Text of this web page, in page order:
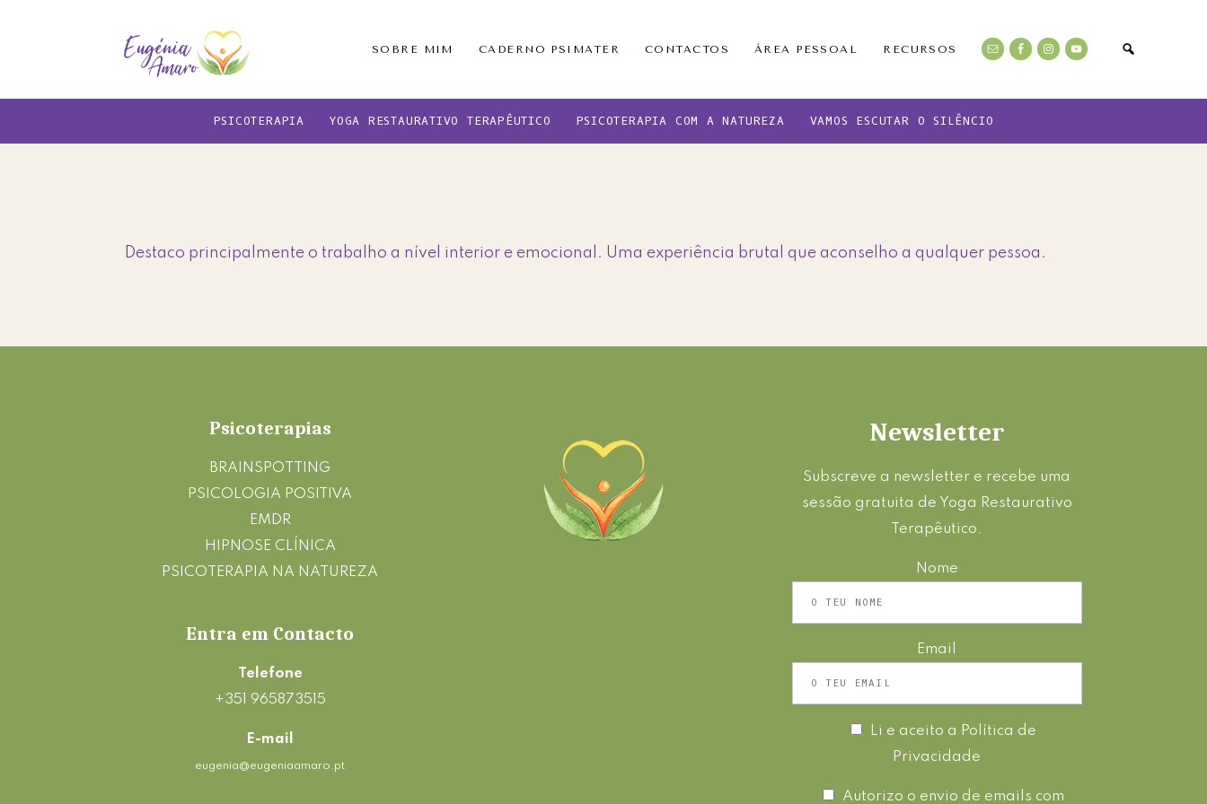
content
SOBRE MIM CADERNO PSIMATER CONTACTOS ÁREA PESSOAL RECURSOS
PSICOTERAPIA YOGA RESTAURATIVO TERAPÊUTICO PSICOTERAPIA COM A NATUREZA VAMOS ESCUTAR O SILÊNCIO
Destaco principalmente o trabalho a nível interior e emocional. Uma experiência brutal que aconselho a qualquer pessoa.
Psicoterapias
BRAINSPOTTING
PSICOLOGIA POSITIVA
EMDR
HIPNOSE CLÍNICA
PSICOTERAPIA NA NATUREZA
Entra em Contacto
Telefone
+351 965873515
E-mail
eugenia@eugeniaamaro.pt
Newsletter
Subscreve a newsletter e recebe uma
sessão gratuita de Yoga Restaurativo
Terapêutico.
Nome
Email
Li e aceito a Política de
Privacidade
Autorizo o envio de emails com